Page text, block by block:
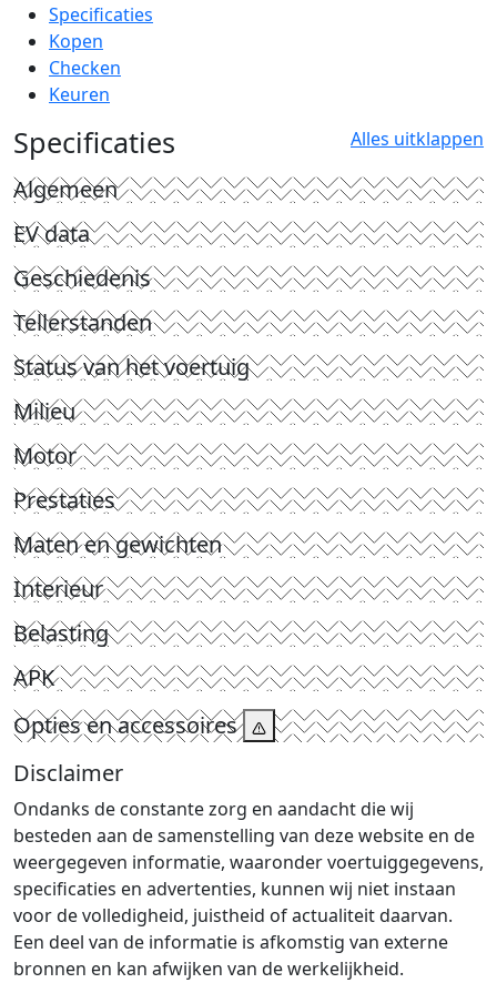
Specificaties
Kopen
Checken
Keuren
Specificaties Alles uitklappen
Algemeen
EV data
Geschiedenis
Tellerstanden
Status van het voertuig
Milieu
Motor
Prestaties
Maten en gewichten
Interieur
Belasting
APK
Opties en accessoires
Disclaimer
Ondanks de constante zorg en aandacht die wij
besteden aan de samenstelling van deze website en de
weergegeven informatie, waaronder voertuiggegevens,
specificaties en advertenties, kunnen wij niet instaan
voor de volledigheid, juistheid of actualiteit daarvan.
Een deel van de informatie is afkomstig van externe
bronnen en kan afwijken van de werkelijkheid.